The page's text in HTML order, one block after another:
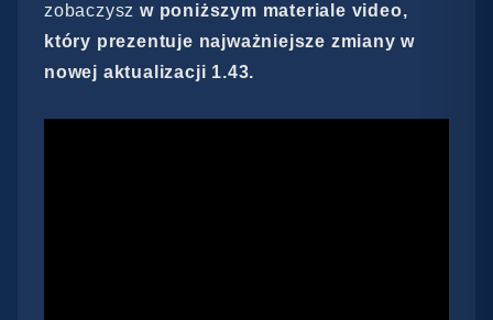
zobaczyszw poniższym materiale video,
który prezentuje najważniejsze zmiany w
nowej aktualizacji 1.43.